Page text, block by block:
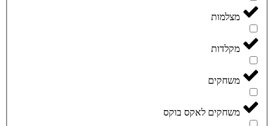
מצלמות
מקלדות
משחקים
משחקים לאקס בוקס